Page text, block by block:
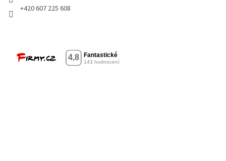
+420 607 225 608